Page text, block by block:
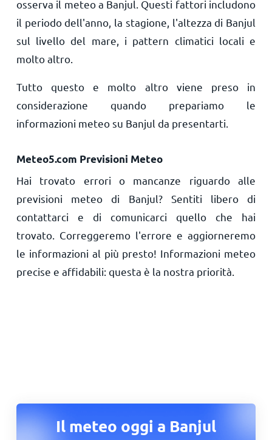
osserva il meteo a Banjul. Questi fattori includono
il periodo dell'anno, la stagione, l'altezza di Banjul
sul livello del mare, i pattern climatici locali e
molto altro.
Tutto questo e molto altro viene preso in
considerazione quando prepariamo le
informazioni meteo su Banjul da presentarti.
Meteo5.com Previsioni Meteo
Hai trovato errori o mancanze riguardo alle
previsioni meteo di Banjul? Sentiti libero di
contattarci e di comunicarci quello che hai
trovato. Correggeremo l'errore e aggiorneremo
le informazioni al più presto! Informazioni meteo
precise e affidabili: questa è la nostra priorità.
Il meteo oggi a Banjul